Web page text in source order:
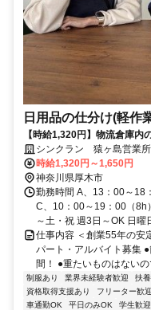
日用品の仕分け(軽作
【時給1,320円】物流倉庫
上可シンクラン 猿ヶ島営業所
時給1,320円～1,650円
神奈川県厚木市
勤務時間 A、13：00～18
C、10：00～19：00（8h
～土・祝 週3日～OK 日曜
仕事内容 ＜創業55年の安
パート・アルバイト募集
間！ ●重たいものはない
制服あり 業界未経験者歓迎 扶
資格取得支援あり
フリーター歓迎
車通勤OK
平日のみOK 学生歓迎